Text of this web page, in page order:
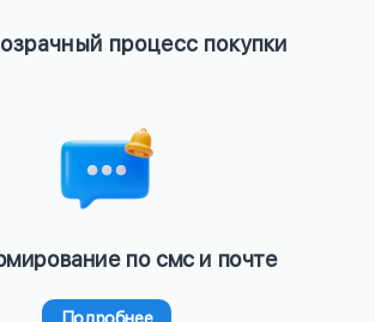
процесс покупки
по смс и почте